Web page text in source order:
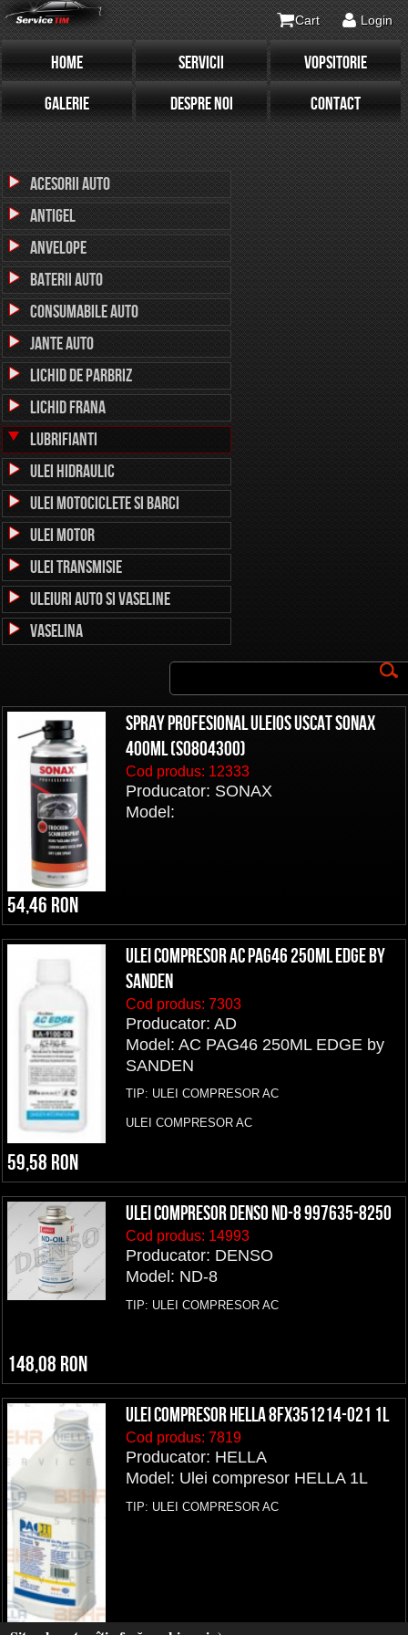
Cart Login
HOME SERVICII
VOPSITORIE
GALERIE
DESPRE NOI CONTACT
Acesorii Auto
Antigel
Anvelope
Baterii Auto
Consumabile Auto
Jante Auto
Lichid de parbriz
Lichid Frana
Lubrifianti
Ulei Hidraulic
Ulei Motociclete si Barci
Ulei Motor
Ulei Transmisie
Uleiuri auto si vaseline
Vaselina
Spray profesional uleios uscat SONAX
400ml (SO804300)
Cod produs: 12333
Producator: SONAX
Model:
54,46 RON
Ulei compresor AC PAG46 250ML EDGE by
SANDEN
Cod produs: 7303
Producator: AD
Model: AC PAG46 250ML EDGE by
SANDEN
TIP: ULEI COMPRESOR AC
ULEI COMPRESOR AC
59,58 RON
Ulei compresor DENSO ND-8 997635-8250
Cod produs: 14993
Producator: DENSO
Model: ND-8
TIP: ULEI COMPRESOR AC
148,08 RON
Ulei compresor HELLA 8FX351214-021 1L
Cod produs: 7819
Producator: HELLA
Model: Ulei compresor HELLA 1L
TIP: ULEI COMPRESOR AC